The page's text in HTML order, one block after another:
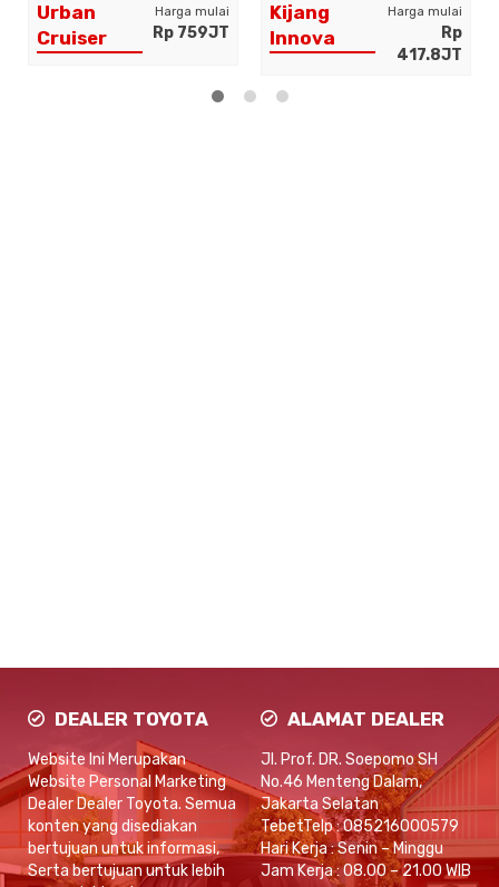
Urban
Cruiser
Harga mulai
Rp 759JT
Kijang
Innova
Harga mulai
Rp
417.8JT
DEALER TOYOTA
Website Ini Merupakan
Website Personal Marketing
Dealer Dealer Toyota. Semua
konten yang disediakan
bertujuan untuk informasi,
Serta bertujuan untuk lebih
ALAMAT DEALER
Jl. Prof. DR. Soepomo SH
No.46 Menteng Dalam,
Jakarta Selatan
TebetTelp : 085216000579
Hari Kerja : Senin – Minggu
Jam Kerja : 08.00 – 21.00 WIB